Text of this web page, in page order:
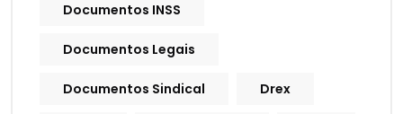
Documentos INSS
Documentos Legais
Documentos Sindical Drex